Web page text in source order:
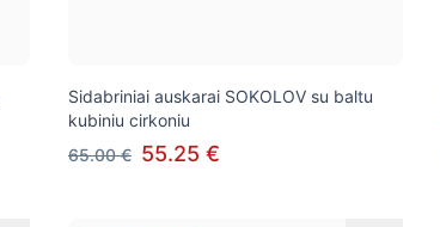
Sidabriniai auskarai SOKOLOV su baltu
kubiniu cirkoniu
65.00 € 55.25 €